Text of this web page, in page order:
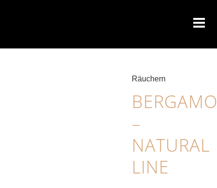
Räuchern
–
NATURAL
LINE